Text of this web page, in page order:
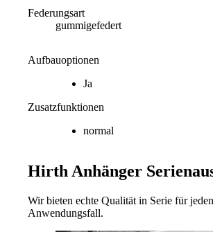
Federungsart
gummigefedert
Aufbauoptionen
Ja
Zusatzfunktionen
normal
Hirth Anhänger
Wir bieten echte Qualität in Serie für jeden
Anwendungsfall.